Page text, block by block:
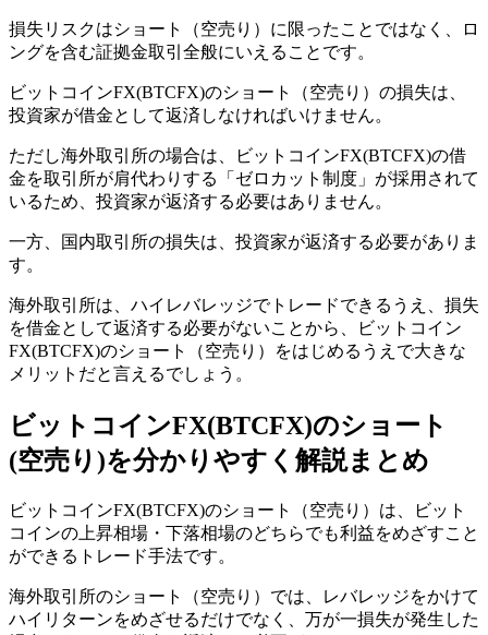
損失リスクはショート（空売り）に限ったことではなく、ロ
ングを含む証拠金取引全般にいえることです。
ビットコインFX(BTCFX)のショート（空売り）の損失は、
投資家が借金として返済しなければいけません。
ただし海外取引所の場合は、ビットコインFX(BTCFX)の借
金を取引所が肩代わりする「ゼロカット制度」が採用されて
いるため、投資家が返済する必要はありません。
一方、国内取引所の損失は、投資家が返済する必要がありま
す。
海外取引所は、ハイレバレッジでトレードできるうえ、損失
を借金として返済する必要がないことから、ビットコイン
FX(BTCFX)のショート（空売り）をはじめるうえで大きな
メリットだと言えるでしょう。
ビットコインFX(BTCFX)のショート
(空売り)を分かりやすく解説まとめ
ビットコインFX(BTCFX)のショート（空売り）は、ビット
コインの上昇相場・下落相場のどちらでも利益をめざすこと
ができるトレード手法です。
海外取引所のショート（空売り）では、レバレッジをかけて
ハイリターンをめざせるだけでなく、万が一損失が発生した